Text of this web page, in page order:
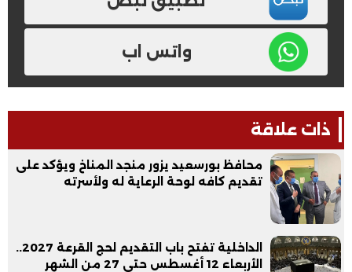
واتس اب
ذات علاقة
محافظ بورسعيد يزور منجد المناخ ويؤكد على
تقديم كافه لوحة الرعاية له ولأسرته
الداخلية تفتح باب التقديم لحج القرعة 2027..
الأربعاء 12 أغسطس حتى 27 من الشهر